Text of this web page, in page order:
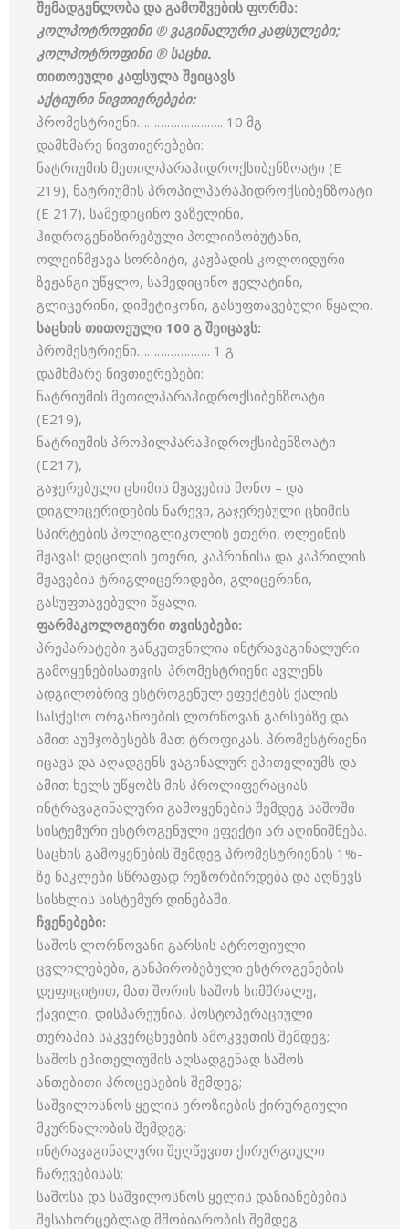
შემადგენლობა და გამოშვების ფორმა:
კოლპოტროფინი ® ვაგინალური კაფსულები;
კოლპოტროფინი ® საცხი.
თითოეული კაფსულა შეიცავს:
აქტიური ნივთიერებები:
პრომესტრიენი…………………….. 10 მგ
დამხმარე ნივთიერებები:
ნატრიუმის მეთილპარაჰიდროქსიბენზოატი (E
219), ნატრიუმის პროპილპარაჰიდროქსიბენზოატი
(E 217), სამედიცინო ვაზელინი,
ჰიდროგენიზირებული პოლიიზობუტანი,
ოლეინმჟავა სორბიტი, კაჟბადის კოლოიდური
ზეჟანგი უწყლო, სამედიცინო ჟელატინი,
გლიცერინი, დიმეტიკონი, გასუფთავებული წყალი.
საცხის თითოეული 100 გ შეიცავს:
პრომესტრიენი…………………. 1 გ
დამხმარე ნივთიერებები:
ნატრიუმის მეთილპარაჰიდროქსიბენზოატი
(E219),
ნატრიუმის პროპილპარაჰიდროქსიბენზოატი
(E217),
გაჯერებული ცხიმის მჟავების მონო – და
დიგლიცერიდების ნარევი, გაჯერებული ცხიმის
სპირტების პოლიგლიკოლის ეთერი, ოლეინის
მჟავას დეცილის ეთერი, კაპრინისა და კაპრილის
მჟავების ტრიგლიცერიდები, გლიცერინი,
გასუფთავებული წყალი.
ფარმაკოლოგიური თვისებები:
პრეპარატები განკუთვნილია ინტრავაგინალური
გამოყენებისათვის. პრომესტრიენი ავლენს
ადგილობრივ ესტროგენულ ეფექტებს ქალის
სასქესო ორგანოების ლორწოვან გარსებზე და
ამით აუმჯობესებს მათ ტროფიკას. პრომესტრიენი
იცავს და აღადგენს ვაგინალურ ეპითელიუმს და
ამით ხელს უწყობს მის პროლიფერაციას.
ინტრავაგინალური გამოყენების შემდეგ საშოში
სისტემური ესტროგენული ეფექტი არ აღინიშნება.
საცხის გამოყენების შემდეგ პრომესტრიენის 1%-
ზე ნაკლები სწრაფად რეზორბირდება და აღწევს
სისხლის სისტემურ დინებაში.
ჩვენებები:
საშოს ლორწოვანი გარსის ატროფიული
ცვლილებები, განპირობებული ესტროგენების
დეფიციტით, მათ შორის საშოს სიმშრალე,
ქავილი, დისპარეუნია, პოსტოპერაციული
თერაპია საკვერცხეების ამოკვეთის შემდეგ;
საშოს ეპითელიუმის აღსადგენად საშოს
ანთებითი პროცესების შემდეგ;
საშვილოსნოს ყელის ეროზიების ქირურგიული
მკურნალობის შემდეგ;
ინტრავაგინალური შეღწევით ქირურგიული
ჩარევებისას;
საშოსა და საშვილოსნოს ყელის დაზიანებების
შესახორცებლად მშობიარობის შემდეგ.